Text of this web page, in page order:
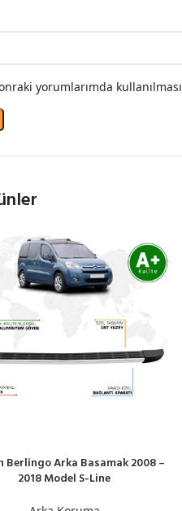
yorumlarımda
Berlingo Arka Basamak 2008 –
2018 Model S-Line